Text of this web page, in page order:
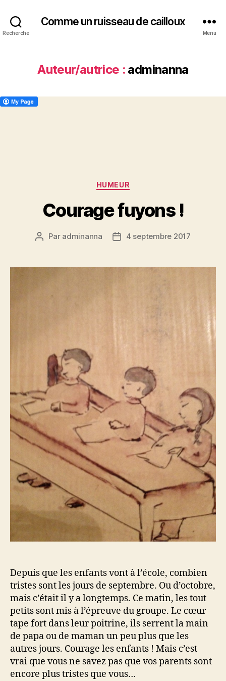
Recherche
Comme un ruisseau de cailloux
Menu
Auteur/autrice : adminanna
Catégories
HUMEUR
Courage fuyons !
Auteur
Par adminanna
Date4 septembre 2017
Depuis que les enfants vont à l’école, combien
tristes sont les jours de septembre. Ou d’octobre,
mais c’était il y a longtemps. Ce matin, les tout
petits sont mis à l’épreuve du groupe. Le cœur
tape fort dans leur poitrine, ils serrent la main
de papa ou de maman un peu plus que les
autres jours. Courage les enfants ! Mais c’est
vrai que vous ne savez pas que vos parents sont
encore plus tristes que vous…